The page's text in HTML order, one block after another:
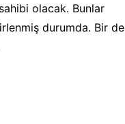
olacak. Bunlar
durumda. Bir de